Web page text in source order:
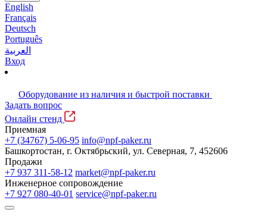
English
Français
Deutsch
Português
العربية
Вход
Оборудование из наличия и быстрой поставки
Задать вопрос
Онлайн стенд
Приемная
+7 (34767) 5-06-95 info@npf-paker.ru
Башкортостан, г. Октябрьский, ул. Северная, 7, 452606
Продажи
+7 937 311-58-12 market@npf-paker.ru
Инженерное сопровождение
+7 927 080-40-01 service@npf-paker.ru